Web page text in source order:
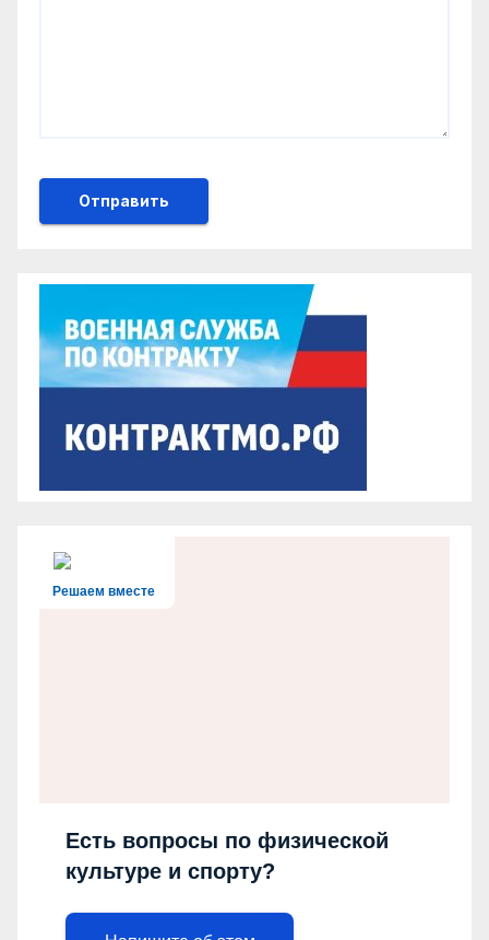
Решаем вместе
Есть вопросы по физической
культуре и спорту?